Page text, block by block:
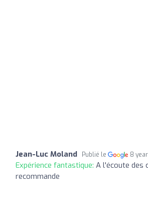
Jean-Luc Moland Publié le 8
Expérience fantastique: A l'écoute des
recommande